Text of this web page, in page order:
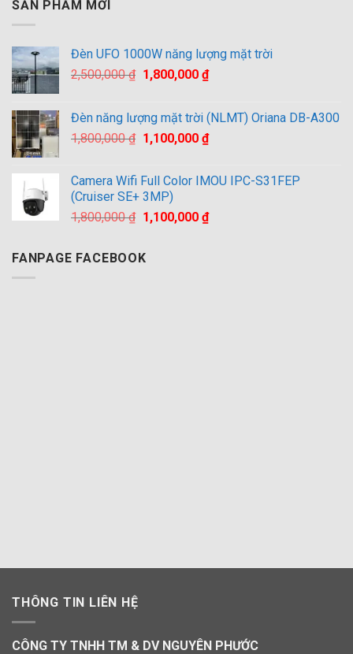
SẢN PHẨM MỚI
Đèn UFO 1000W năng lượng mặt trời
2,500,000₫ Giá
2,500,000 ₫.
1,800,000 ₫Giá
là:
1,800,000 ₫.
Đèn năng lượng mặt trời (NLMT) Oriana DB-A300
1,800,000₫ Giá
1,800,000 ₫.
1,100,000 ₫Giá
là:
Camera Wifi Full Color IMOU IPC-S31FEP
(Cruiser SE+ 3MP)
1,800,000₫ Giá
là:
1,800,000 ₫.
1,100,000 ₫Giá
FANPAGE FACEBOOK
THÔNG TIN LIÊN HỆ
CÔNG TY TNHH TM & DV NGUYÊN PHƯỚC